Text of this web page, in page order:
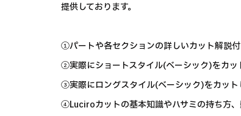
提供しております。
①パートや各セクションの詳しいカット解説
②実際にショートスタイル(ベーシック)をカッ
③実際にロングスタイル(ベーシック)をカッ
④Luciroカットの基本知識やハサミの持ち方